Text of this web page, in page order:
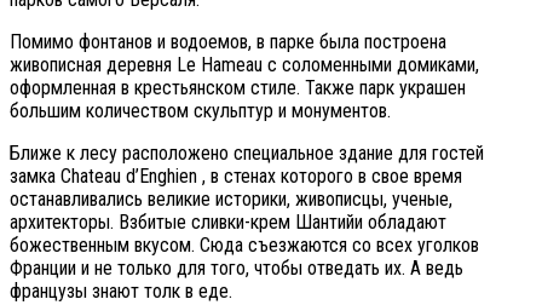
Помимо фонтанов и водоемов, в парке была построена
живописная деревня Le Hameau с соломенными домиками,
оформленная в крестьянском стиле. Также парк украшен
большим количеством скульптур и монументов.
Ближе к лесу расположено специальное здание для гостей
замка Chateau d’Enghien , в стенах которого в свое время
останавливались великие историки, живописцы, ученые,
архитекторы. Взбитые сливки-крем Шантийи обладают
божественным вкусом. Сюда съезжаются со всех уголков
Франции и не только для того, чтобы отведать их. А ведь
французы знают толк в еде.